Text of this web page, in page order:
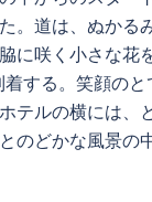
。道は、ぬかる
に咲く小さな花
する。笑顔の
テルの横には、
のどかな風景の